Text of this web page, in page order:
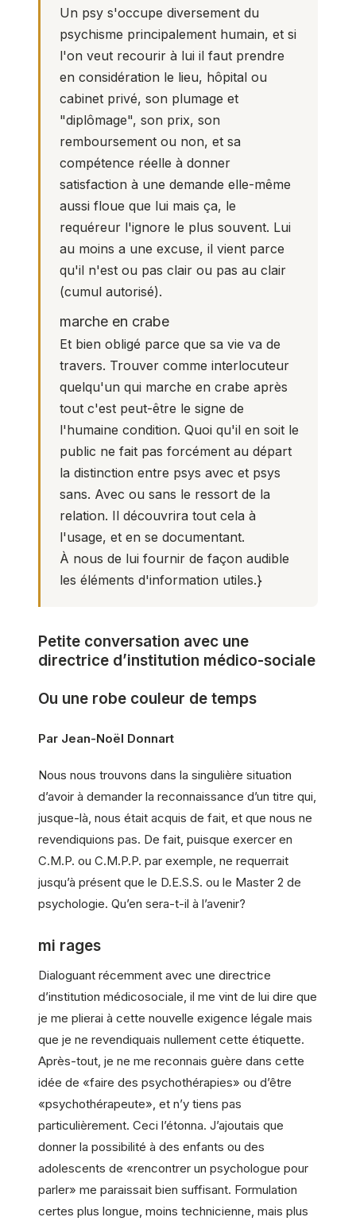
Un psy s'occupe diversement du
psychisme principalement humain, et si
l'on veut recourir à lui il faut prendre
en considération le lieu, hôpital ou
cabinet privé, son plumage et
"diplômage", son prix, son
remboursement ou non, et sa
compétence réelle à donner
satisfaction à une demande elle-même
aussi floue que lui mais ça, le
requéreur l'ignore le plus souvent. Lui
au moins a une excuse, il vient parce
qu'il n'est ou pas clair ou pas au clair
(cumul autorisé).
marche en crabe
Et bien obligé parce que sa vie va de
travers. Trouver comme interlocuteur
quelqu'un qui marche en crabe après
tout c'est peut-être le signe de
l'humaine condition. Quoi qu'il en soit le
public ne fait pas forcément au départ
la distinction entre psys avec et psys
sans. Avec ou sans le ressort de la
relation. Il découvrira tout cela à
l'usage, et en se documentant.
À nous de lui fournir de façon audible
les éléments d'information utiles.}
Petite conversation avec une
directrice d’institution médico-sociale
Ou une robe couleur de temps
Par Jean-Noël Donnart
Nous nous trouvons dans la singulière situation
d’avoir à demander la reconnaissance d’un titre qui,
jusque-là, nous était acquis de fait, et que nous ne
revendiquions pas. De fait, puisque exercer en
C.M.P. ou C.M.P.P. par exemple, ne requerrait
jusqu’à présent que le D.E.S.S. ou le Master 2 de
psychologie. Qu’en sera-t-il à l’avenir?
mi rages
Dialoguant récemment avec une directrice
d’institution médicosociale, il me vint de lui dire que
je me plierai à cette nouvelle exigence légale mais
que je ne revendiquais nullement cette étiquette.
Après-tout, je ne me reconnais guère dans cette
idée de «faire des psychothérapies» ou d’être
«psychothérapeute», et n’y tiens pas
particulièrement. Ceci l’étonna. J’ajoutais que
donner la possibilité à des enfants ou des
adolescents de «rencontrer un psychologue pour
parler» me paraissait bien suffisant. Formulation
certes plus longue, moins technicienne, mais plus